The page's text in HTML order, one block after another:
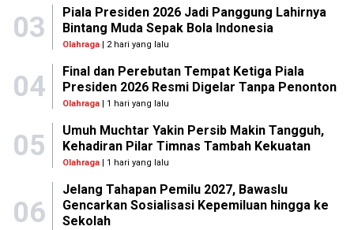
03
Piala Presiden 2026 Jadi Panggung Lahirnya
Bintang Muda Sepak Bola Indonesia
Olahraga| 2 hari yang lalu
04
Final dan Perebutan Tempat Ketiga Piala
Presiden 2026 Resmi Digelar Tanpa Penonton
Olahraga| 1 hari yang lalu
05
Umuh Muchtar Yakin Persib Makin Tangguh,
Kehadiran Pilar Timnas Tambah Kekuatan
Olahraga| 1 hari yang lalu
06
Jelang Tahapan Pemilu 2027, Bawaslu
Gencarkan Sosialisasi Kepemiluan hingga ke
Sekolah